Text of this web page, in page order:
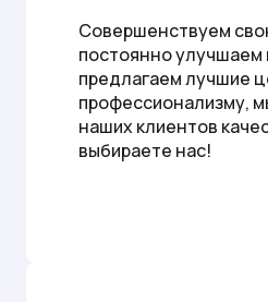
Совершенствуем
постоянно улучшаем
предлагаем лучшие
профессионализму,
наших клиентов
выбираете нас!